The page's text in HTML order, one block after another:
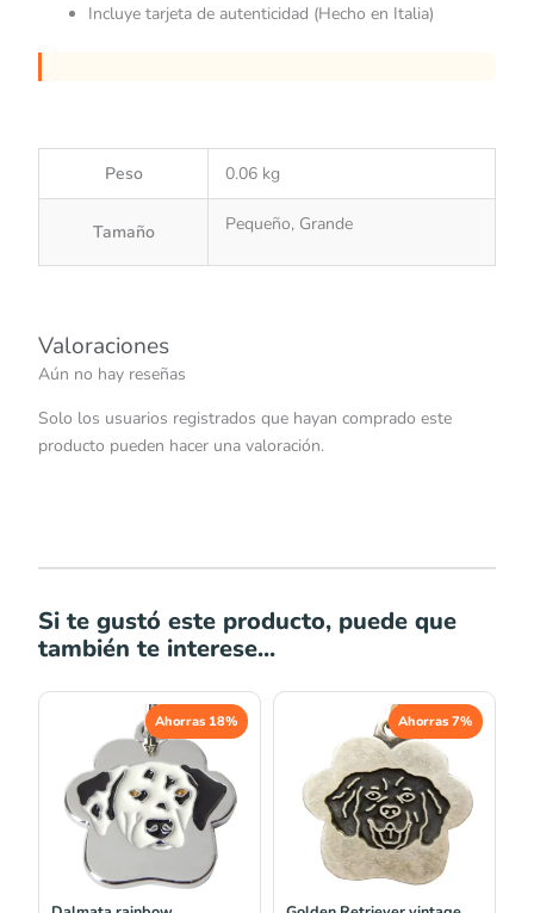
Incluye tarjeta de autenticidad (Hecho en Italia)
Peso 0.06 kg
Tamaño Pequeño, Grande
Valoraciones
Aún no hay reseñas
Solo los usuarios registrados que hayan comprado este
producto pueden hacer una valoración.
Si te gustó este producto, puede que
también te interese...
Ahorras 18%
precio
original
era:
S/44.00.
El
precio
actual
es:
S/36.00.
Ahorras 7%
precio
original
era:
S/32.00.
El
precio
actual
es:
S/29.90.